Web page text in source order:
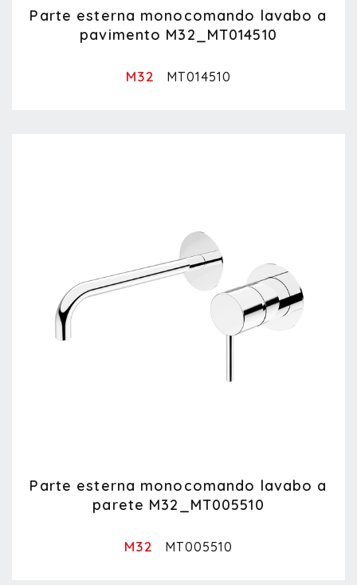
Parte esterna monocomando lavabo a
pavimento M32_MT014510
M32 MT014510
Parte esterna monocomando lavabo a
parete M32_MT005510
M32 MT005510